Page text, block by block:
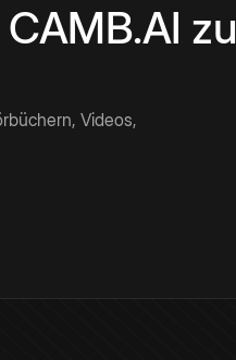
zu
Videos,